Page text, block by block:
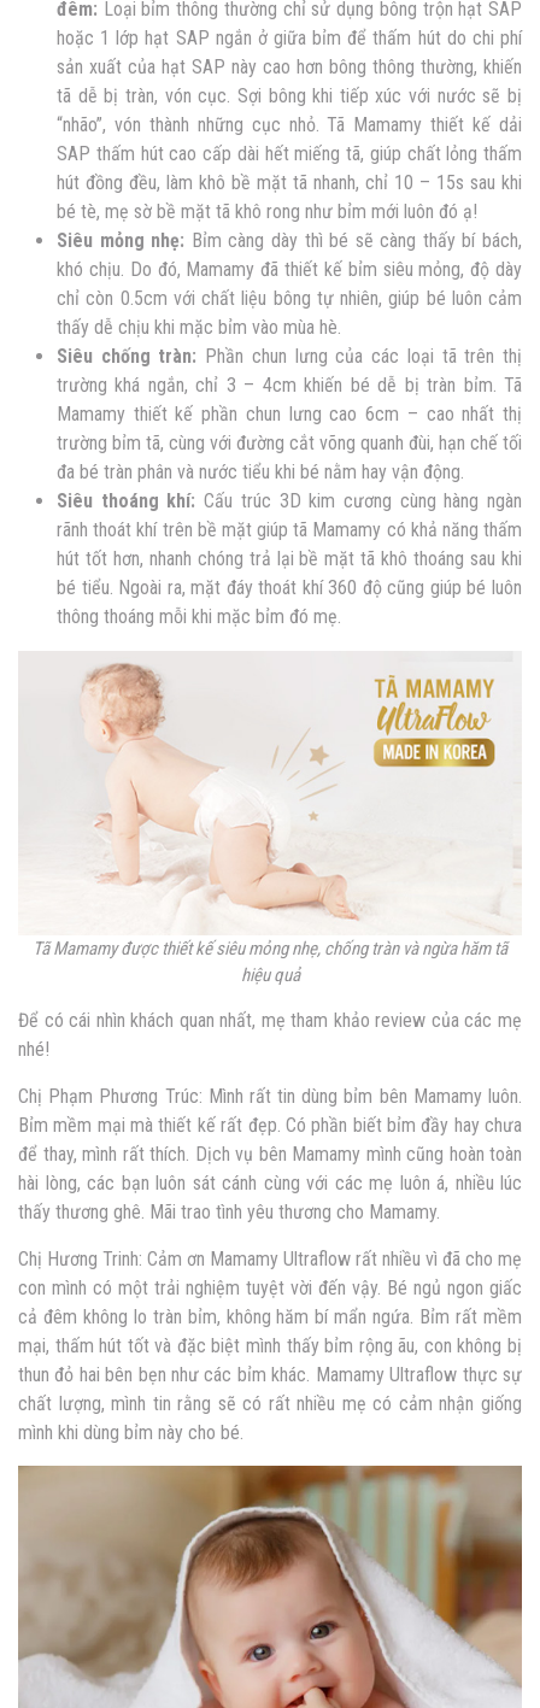
đêm: Loại bỉm thông thường chỉ sử dụng bông trộn hạt SAP
hoặc 1 lớp hạt SAP ngắn ở giữa bỉm để thấm hút do chi phí
sản xuất của hạt SAP này cao hơn bông thông thường, khiến
tã dễ bị tràn, vón cục. Sợi bông khi tiếp xúc với nước sẽ bị
“nhão”, vón thành những cục nhỏ. Tã Mamamy thiết kế dải
SAP thấm hút cao cấp dài hết miếng tã, giúp chất lỏng thấm
hút đồng đều, làm khô bề mặt tã nhanh, chỉ 10 – 15s sau khi
bé tè, mẹ sờ bề mặt tã khô rong như bỉm mới luôn đó ạ!
Siêu mỏng nhẹ: Bỉm càng dày thì bé sẽ càng thấy bí bách,
khó chịu. Do đó, Mamamy đã thiết kế bỉm siêu mỏng, độ dày
chỉ còn 0.5cm với chất liệu bông tự nhiên, giúp bé luôn cảm
thấy dễ chịu khi mặc bỉm vào mùa hè.
Siêu chống tràn: Phần chun lưng của các loại tã trên thị
trường khá ngắn, chỉ 3 – 4cm khiến bé dễ bị tràn bỉm. Tã
Mamamy thiết kế phần chun lưng cao 6cm – cao nhất thị
trường bỉm tã, cùng với đường cắt võng quanh đùi, hạn chế tối
đa bé tràn phân và nước tiểu khi bé nằm hay vận động.
Siêu thoáng khí: Cấu trúc 3D kim cương cùng hàng ngàn
rãnh thoát khí trên bề mặt giúp tã Mamamy có khả năng thấm
hút tốt hơn, nhanh chóng trả lại bề mặt tã khô thoáng sau khi
bé tiểu. Ngoài ra, mặt đáy thoát khí 360 độ cũng giúp bé luôn
thông thoáng mỗi khi mặc bỉm đó mẹ.
Tã Mamamy được thiết kế siêu mỏng nhẹ, chống tràn và ngừa hăm tã
hiệu quả
Để có cái nhìn khách quan nhất, mẹ tham khảo review của các mẹ
nhé!
Chị Phạm Phương Trúc: Mình rất tin dùng bỉm bên Mamamy luôn.
Bỉm mềm mại mà thiết kế rất đẹp. Có phần biết bỉm đầy hay chưa
để thay, mình rất thích. Dịch vụ bên Mamamy mình cũng hoàn toàn
hài lòng, các bạn luôn sát cánh cùng với các mẹ luôn á, nhiều lúc
thấy thương ghê. Mãi trao tình yêu thương cho Mamamy.
Chị Hương Trinh: Cảm ơn Mamamy Ultraflow rất nhiều vì đã cho mẹ
con mình có một trải nghiệm tuyệt vời đến vậy. Bé ngủ ngon giấc
cả đêm không lo tràn bỉm, không hăm bí mẩn ngứa. Bỉm rất mềm
mại, thấm hút tốt và đặc biệt mình thấy bỉm rộng ãu, con không bị
thun đỏ hai bên bẹn như các bỉm khác. Mamamy Ultraflow thực sự
chất lượng, mình tin rằng sẽ có rất nhiều mẹ có cảm nhận giống
mình khi dùng bỉm này cho bé.